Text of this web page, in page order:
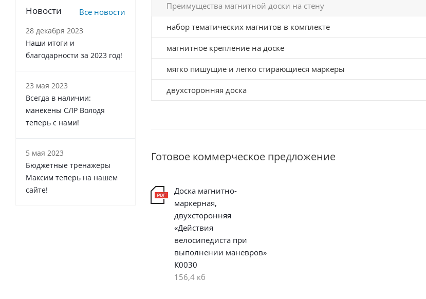
Преимущества магнитной доски на стену
набор тематических магнитов в комплекте
магнитное крепление на доске
мягко пишущие и легко стирающиеся маркеры
двухсторонняя доска
Готовое коммерческое предложение
Доска магнитно-
маркерная,
двухсторонняя
«Действия
велосипедиста при
выполнении маневров»
К0030
156,4 кб
Новости Все новости
28 декабря 2023
Наши итоги и
благодарности за 2023 год!
23 мая 2023
Всегда в наличии:
манекены СЛР Володя
теперь с нами!
5 мая 2023
Бюджетные тренажеры
Максим теперь на нашем
сайте!